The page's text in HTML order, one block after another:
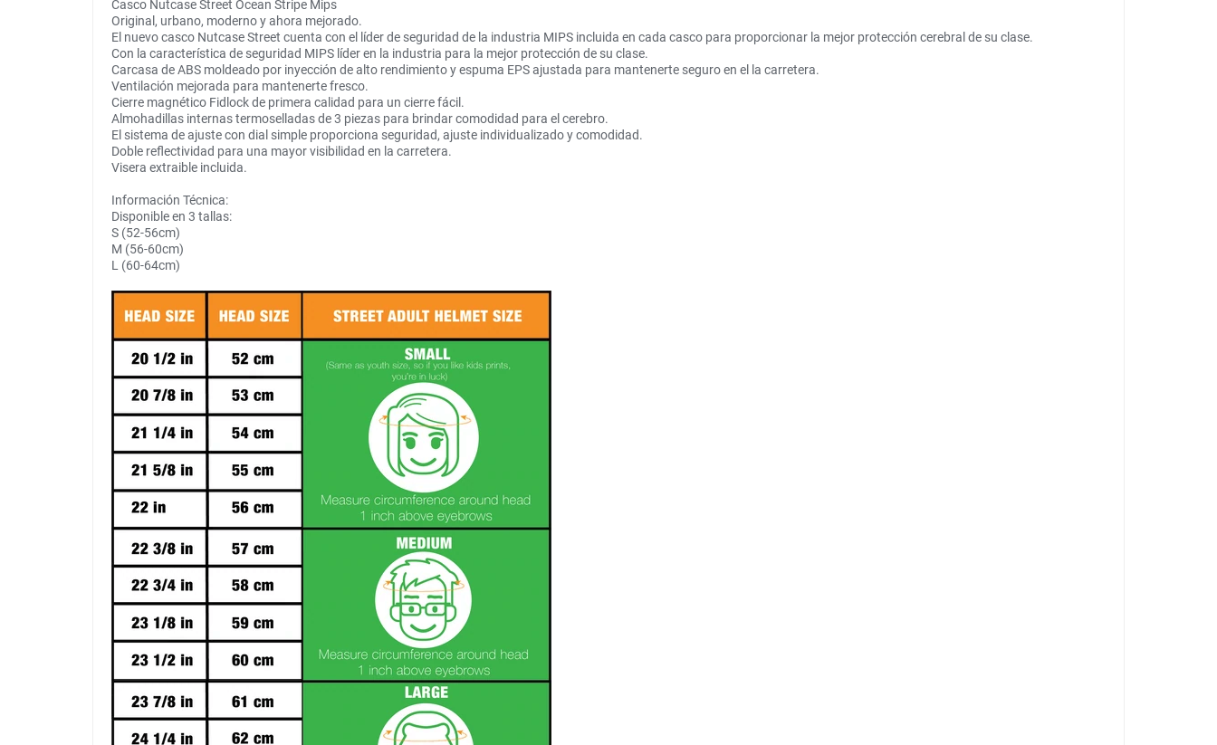
Casco Nutcase Street Ocean Stripe Mips
Original, urbano, moderno y ahora mejorado.
El nuevo casco Nutcase Street cuenta con el líder de seguridad de la industria MIPS incluida en cada casco para proporcionar la mejor protección cerebral de su clase.
Con la característica de seguridad MIPS líder en la industria para la mejor protección de su clase.
Carcasa de ABS moldeado por inyección de alto rendimiento y espuma EPS ajustada para mantenerte seguro en el la carretera.
Ventilación mejorada para mantenerte fresco.
Cierre magnético Fidlock de primera calidad para un cierre fácil.
Almohadillas internas termoselladas de 3 piezas para brindar comodidad para el cerebro.
El sistema de ajuste con dial simple proporciona seguridad, ajuste individualizado y comodidad.
Doble reflectividad para una mayor visibilidad en la carretera.
Visera extraible incluida.
Información Técnica:
Disponible en 3 tallas:
S (52-56cm)
M (56-60cm)
L (60-64cm)